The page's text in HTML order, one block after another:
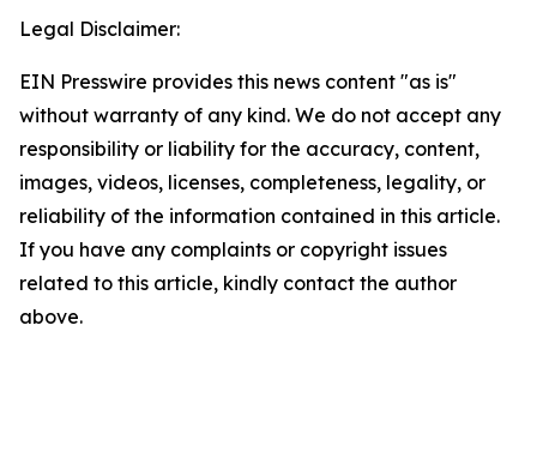
Legal Disclaimer:
EIN Presswire provides this news content "as is"
without warranty of any kind. We do not accept any
responsibility or liability for the accuracy, content,
images, videos, licenses, completeness, legality, or
reliability of the information contained in this article.
If you have any complaints or copyright issues
related to this article, kindly contact the author
above.